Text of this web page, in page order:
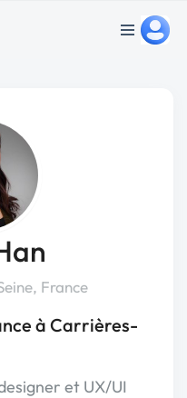
France
à Carrières-
et UX/UI